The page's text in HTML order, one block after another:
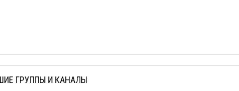
ГРУППЫ И КАНАЛЫ